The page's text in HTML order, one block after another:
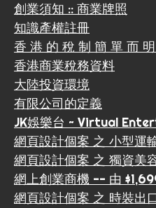
創業須知 :: 商業牌照
知識產權註冊
香 港 的 稅 制 簡 單 而
香港商業稅務資料
大陸投資環境
有限公司的定義
JK娛樂台 ~ Virtual
網頁設計個案 之 小型運
網頁設計個案 之 獨資美
網上創業商機 -- 由
網頁設計個案 之 時裝出